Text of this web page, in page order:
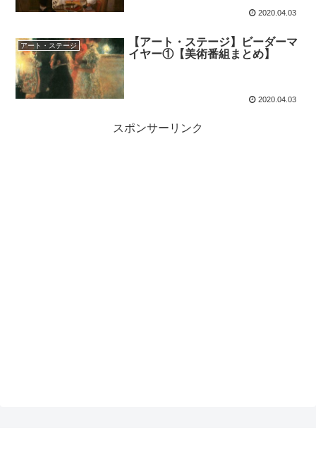
2020.04.03
アート・ステージ
【アート・ステージ】ビーダーマ
イヤー①【美術番組まとめ】
2020.04.03
スポンサーリンク